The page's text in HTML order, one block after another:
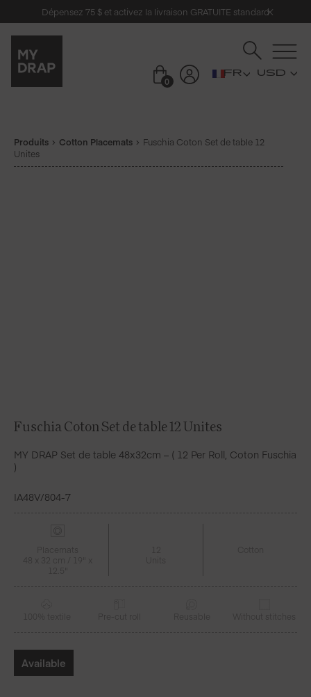
Dépensez 75 $ et activez la livraison GRATUITE standard
0
USD
Produits Cotton Placemats
Fuschia Coton Set de table 12
Unites
Fuschia Coton Set de table 12 Unites
MY DRAP Set de table 48x32cm – ( 12 Per Roll, Coton Fuschia
)
IA48V/804-7
Available